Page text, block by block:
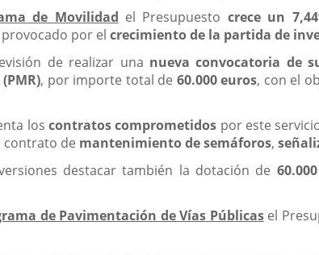
de Movilidad el Presupuesto crece un
por elcrecimiento de la partida de
de realizar una nueva convocatoria de
, por importe total de 60.000 euros, con el
los contratos comprometidos por este
contrato de mantenimiento de semáforos,
destacar también la dotación de
de Pavimentación de Vías Públicasel